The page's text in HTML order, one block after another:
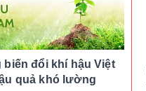
biến đổi khí hậu Việt
quả khó lường